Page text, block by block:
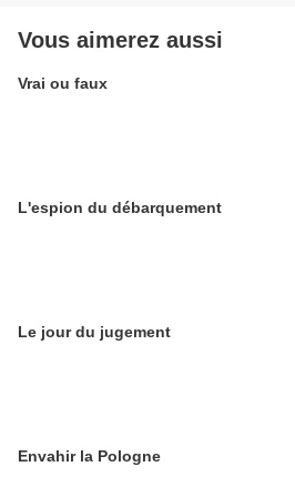
Vous aimerez aussi
Vrai ou faux
L'espion du débarquement
Le jour du jugement
Envahir la Pologne